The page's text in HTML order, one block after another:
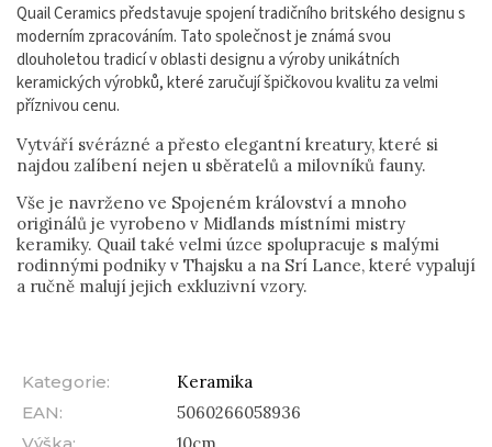
Quail Ceramics představuje spojení tradičního britského designu s
moderním zpracováním. Tato společnost je známá svou
dlouholetou tradicí v oblasti designu a výroby unikátních
keramických výrobků, které zaručují špičkovou kvalitu za velmi
příznivou cenu.
Vytváří svérázné a přesto elegantní kreatury, které si
najdou zalíbení nejen u sběratelů a milovníků fauny.
Vše je navrženo ve Spojeném království a mnoho
originálů je vyrobeno v Midlands místními mistry
keramiky. Quail také velmi úzce spolupracuje s malými
rodinnými podniky v Thajsku a na Srí Lance, které vypalují
a ručně malují jejich exkluzivní vzory.
Kategorie:
Keramika
EAN:
5060266058936